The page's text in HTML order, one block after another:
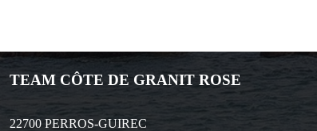
TEAM CÔTE DE GRANIT ROSE
22700 PERROS-GUIREC